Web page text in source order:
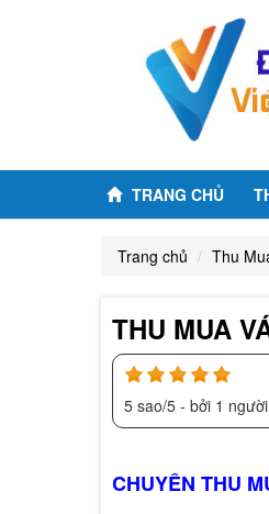
TRANG CHỦ
Trang chủ Thu
THU MUA
5 sao/5 - bởi 1
CHUYÊN THU